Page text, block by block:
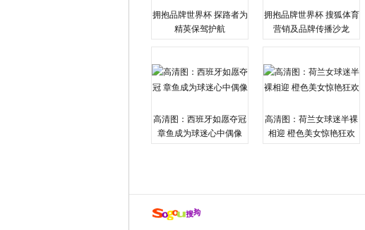
拥抱品牌世界杯 探路者为
精英保驾护航
拥抱品牌世界杯 搜狐体育
营销及品牌传播沙龙
高清图：西班牙如愿夺冠
章鱼成为球迷心中偶像
高清图：荷兰女球迷半裸
相迎 橙色美女惊艳狂欢